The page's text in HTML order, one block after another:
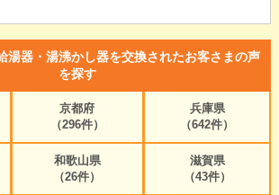
湯器・湯沸かし器を交換されたお客さまの声
を探す
京都府
（296件）
兵庫県
（642件）
和歌山県
（26件）
滋賀県
（43件）